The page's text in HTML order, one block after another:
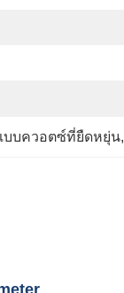
แบบควอตซ์ที่ยืดหยุ่น,